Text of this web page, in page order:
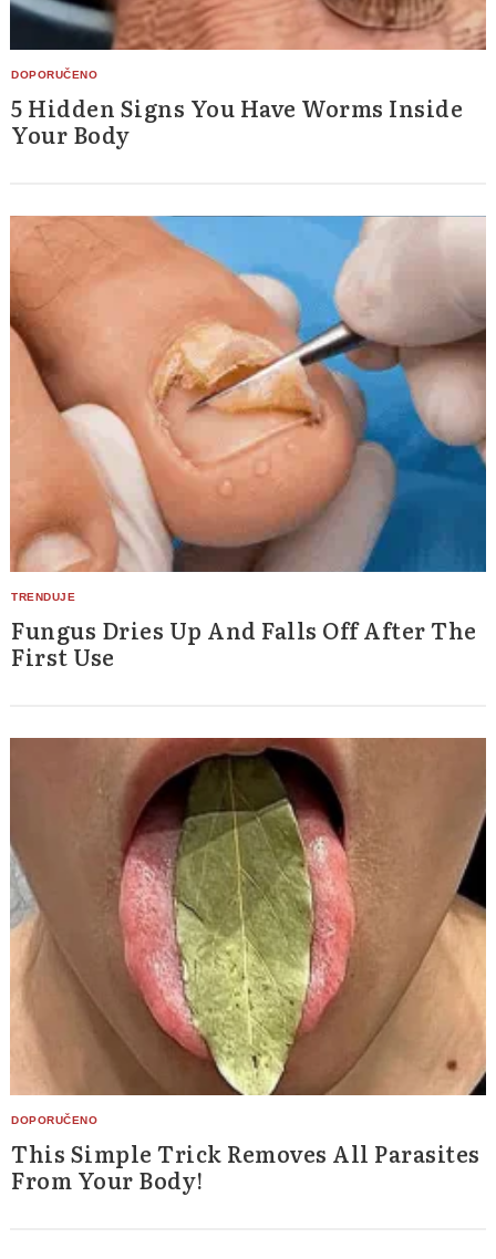
5 Hidden Signs You Have Worms Inside
Your Body
Fungus Dries Up And Falls Off After The
First Use
This Simple Trick Removes All Parasites
From Your Body!